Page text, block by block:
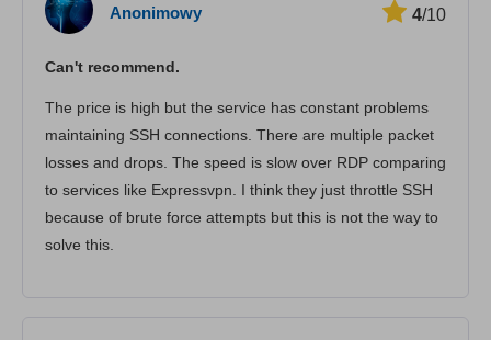
Obsługa klienta
Anonimowy 4/10
Can't recommend.
The price is high but the service has constant problems
maintaining SSH connections. There are multiple packet
losses and drops. The speed is slow over RDP comparing
to services like Expressvpn. I think they just throttle SSH
because of brute force attempts but this is not the way to
solve this.